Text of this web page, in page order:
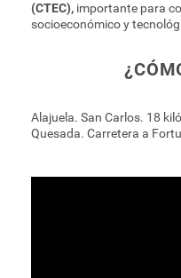
(CTEC), importante para
socioeconómico y
Alajuela. San Carlos. 18
Quesada. Carretera a